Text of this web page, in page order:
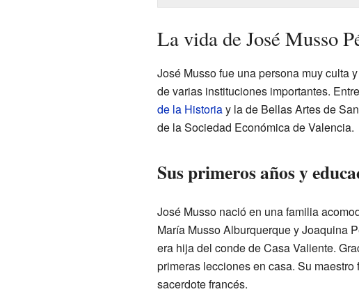
La vida de José Musso
José Musso fue una persona muy culta
de varias instituciones importantes.
de la Historiay la de Bellas Artes de
de la Sociedad Económica de Valencia.
Sus primeros años y
José Musso nació en una familia
María Musso Alburquerque y Joaquina
era hija del conde de Casa Valiente.
primeras lecciones en casa. Su
sacerdote francés.